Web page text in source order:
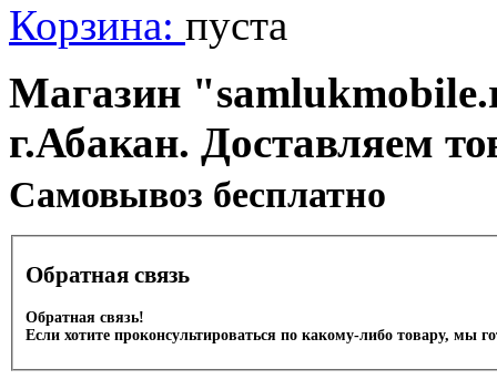
Корзина: пуста
Магазин
г.Абакан. Доставляем
Cамовывоз бесплатно
Обратная связь
Обратная связь!
Если хотите проконсультироваться по какому-либо товару, мы